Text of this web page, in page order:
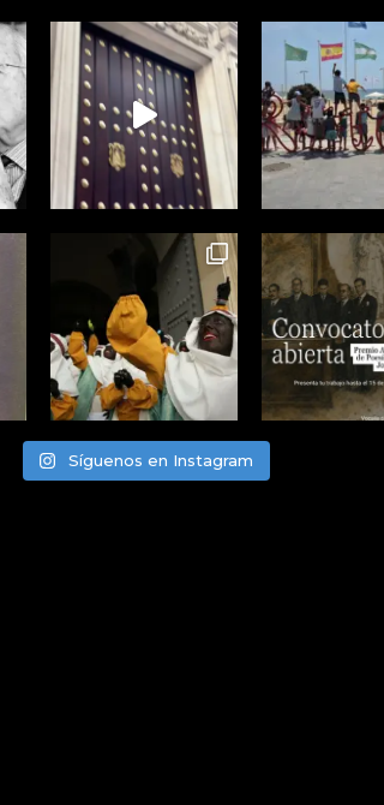
Síguenos en Instagram